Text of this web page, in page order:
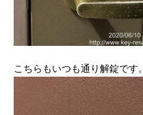
こちらもいつも通り解錠です。